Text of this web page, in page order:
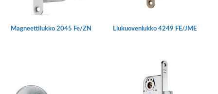
Magneettilukko 2045 Fe/ZN Liukuovenlukko 4249 FE/JME